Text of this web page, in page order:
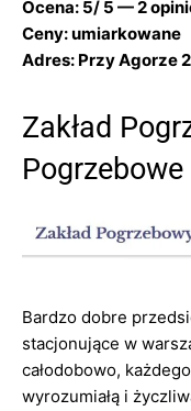
Ocena: 5/ 5 — 2
Ceny: umiarkowane
Adres: Przy Agorze
Zakład
Bardzo dobre
stacjonujące w
całodobowo,
wyrozumiałą i